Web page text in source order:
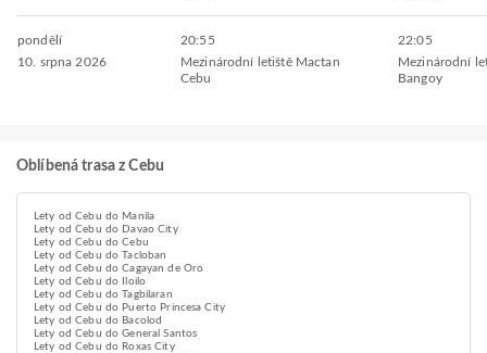
pondělí
10. srpna 2026
20:55
Mezinárodní letiště Mactan
Cebu
22:05
Mezinárodní
Bangoy
Oblíbená trasa z Cebu
Lety od Cebu do Manila
Lety od Cebu do Davao City
Lety od Cebu do Cebu
Lety od Cebu do Tacloban
Lety od Cebu do Cagayan de Oro
Lety od Cebu do Iloilo
Lety od Cebu do Tagbilaran
Lety od Cebu do Puerto Princesa City
Lety od Cebu do Bacolod
Lety od Cebu do General Santos
Lety od Cebu do Roxas City